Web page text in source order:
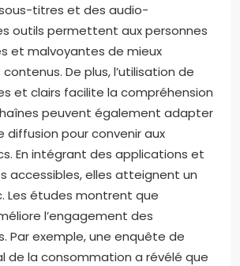
titres et des audio-
outils permettent aux personnes
et malvoyantes de mieux
De plus, l’utilisation de
et clairs facilite la compréhension
peuvent également adapter
diffusion pour convenir aux
En intégrant des applications et
accessibles, elles atteignent un
Les études montrent que
l’engagement des
Par exemple, une enquête de
de la consommation a révélé que